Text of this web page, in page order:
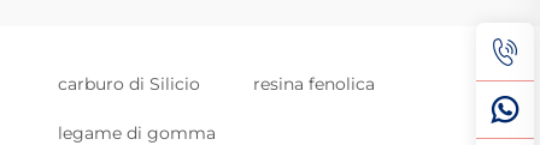
carburo di Silicio resina fenolica
legame di gomma